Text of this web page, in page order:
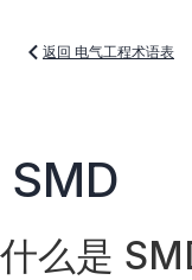
返回 电气工程术语表
SMD
什么是